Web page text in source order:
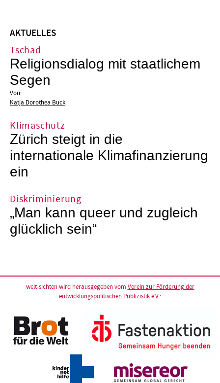
AKTUELLES
Tschad
Religionsdialog mit staatlichem
Segen
Von:
Katja Dorothea Buck
Klimaschutz
Zürich steigt in die
internationale Klimafinanzierung
ein
Diskriminierung
„Man kann queer und zugleich
glücklich sein“
welt-sichten wird herausgegeben vom Verein zur Förderung der
entwicklungspolitischen Publizistik e.V.: